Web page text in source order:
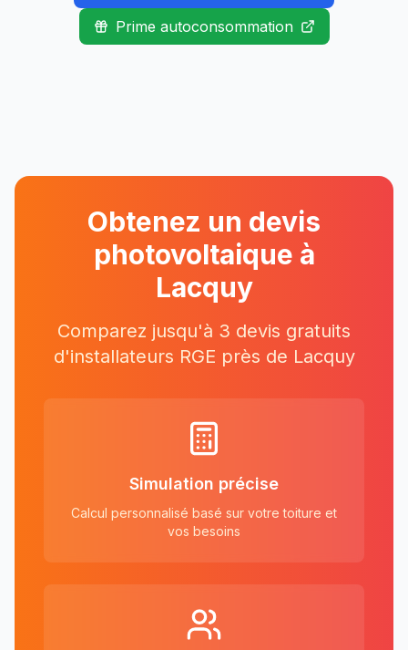
Prime autoconsommation
Obtenez un devis
photovoltaique à
Lacquy
Comparez jusqu'à 3 devis gratuits
d'installateurs RGE près de Lacquy
Simulation précise
Calcul personnalisé basé sur votre toiture et
vos besoins